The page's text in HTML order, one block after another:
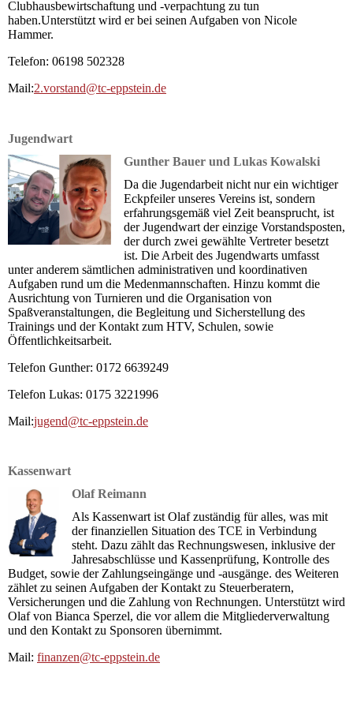
Clubhausbewirtschaftung und -verpachtung zu tun
haben.Unterstützt wird er bei seinen Aufgaben von Nicole
Hammer.
Telefon: 06198 502328
Mail:2.vorstand@tc-eppstein.de
Jugendwart
Gunther Bauer und Lukas Kowalski
Da die Jugendarbeit nicht nur ein wichtiger
Eckpfeiler unseres Vereins ist, sondern
erfahrungsgemäß viel Zeit beansprucht, ist
der Jugendwart der einzige Vorstandsposten,
der durch zwei gewählte Vertreter besetzt
ist. Die Arbeit des Jugendwarts umfasst
unter anderem sämtlichen administrativen und koordinativen
Aufgaben rund um die Medenmannschaften. Hinzu kommt die
Ausrichtung von Turnieren und die Organisation von
Spaßveranstaltungen, die Begleitung und Sicherstellung des
Trainings und der Kontakt zum HTV, Schulen, sowie
Öffentlichkeitsarbeit.
Telefon Gunther: 0172 6639249
Telefon Lukas: 0175 3221996
Mail:jugend@tc-eppstein.de
Kassenwart
Olaf Reimann
Als Kassenwart ist Olaf zuständig für alles, was mit
der finanziellen Situation des TCE in Verbindung
steht. Dazu zählt das Rechnungswesen, inklusive der
Jahresabschlüsse und Kassenprüfung, Kontrolle des
Budget, sowie der Zahlungseingänge und -ausgänge. des Weiteren
zählet zu seinen Aufgaben der Kontakt zu Steuerberatern,
Versicherungen und die Zahlung von Rechnungen. Unterstützt wird
Olaf von Bianca Sperzel, die vor allem die Mitgliederverwaltung
und den Kontakt zu Sponsoren übernimmt.
Mail: finanzen@tc-eppstein.de